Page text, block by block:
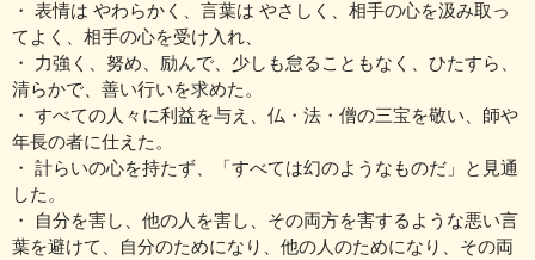
・ 表情は やわらかく、言葉は やさしく、相手の心を汲み取っ
てよく、相手の心を受け入れ、
・ 力強く、努め、励んで、少しも怠ることもなく、ひたすら、
清らかで、善い行いを求めた。
・ すべての人々に利益を与え、仏・法・僧の三宝を敬い、師や
年長の者に仕えた。
・ 計らいの心を持たず、「すべては幻のようなものだ」と見通
した。
・ 自分を害し、他の人を害し、その両方を害するような悪い言
葉を避けて、自分のためになり、他の人のためになり、その両